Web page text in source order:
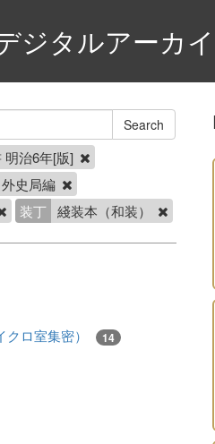
ジタルアーカ
明治6年[版]
外史局編
装丁 綫装本（和装）
ロ室集密） 14